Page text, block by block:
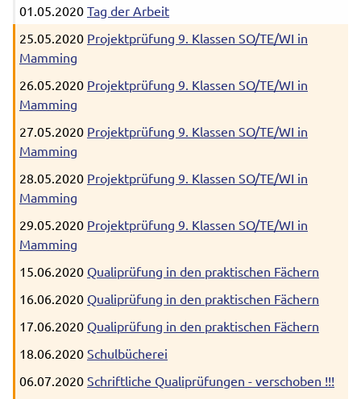
01.05.2020 Tag der Arbeit
25.05.2020 Projektprüfung 9. Klassen SO/TE/WI in
Mamming
26.05.2020 Projektprüfung 9. Klassen SO/TE/WI in
Mamming
27.05.2020 Projektprüfung 9. Klassen SO/TE/WI in
Mamming
28.05.2020 Projektprüfung 9. Klassen SO/TE/WI in
Mamming
29.05.2020 Projektprüfung 9. Klassen SO/TE/WI in
Mamming
15.06.2020 Qualiprüfung in den praktischen Fächern
16.06.2020 Qualiprüfung in den praktischen Fächern
17.06.2020 Qualiprüfung in den praktischen Fächern
18.06.2020 Schulbücherei
06.07.2020 Schriftliche Qualiprüfungen - verschoben !!!